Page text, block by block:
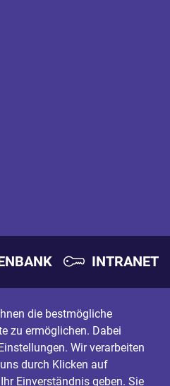
INTRANET
die bestmögliche
zu ermöglichen. Dabei
Wir verarbeiten
durch Klicken auf
Einverständnis geben. Sie